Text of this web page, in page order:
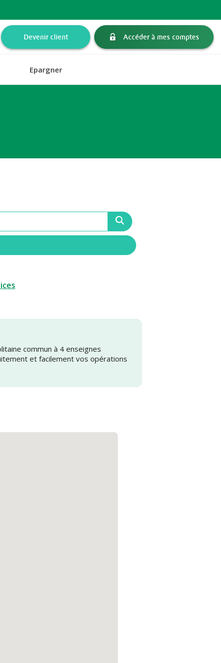
Devenir client Accéder à mes comptes
Epargner
commun à 4 enseignes
et facilement vos opérations